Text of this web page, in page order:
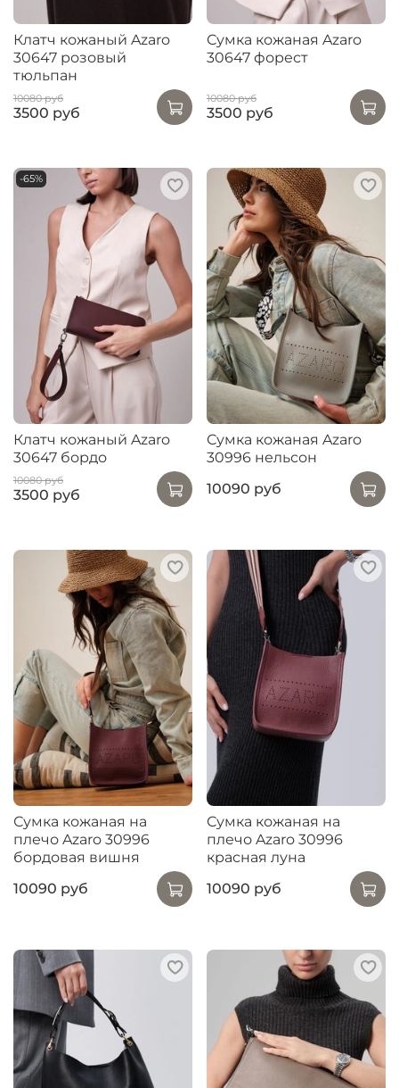
Клатч кожаный Azaro
30647 розовый
тюльпан
10080 руб
3500 руб
Сумка кожаная Azaro
30647 форест
10080 руб
3500 руб
-65%
Клатч кожаный Azaro
30647 бордо
10080 руб
3500 руб
Сумка кожаная Azaro
30996 нельсон
10090 руб
Сумка кожаная на
плечо Azaro 30996
бордовая вишня
10090 руб
Сумка кожаная на
плечо Azaro 30996
красная луна
10090 руб